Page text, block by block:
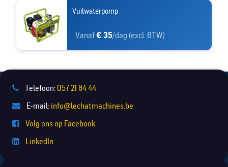
Vuilwaterpomp
Vanaf€ 35/dag (excl. BTW)
Telefoon: 057 21 84 44
E-mail: info@lechatmachines.be
Volg ons op Facebook
LinkedIn